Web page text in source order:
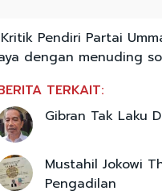
Kritik Pendiri Partai
dengan menuding
TERKAIT:
Gibran Tak Laku
Mustahil Jokowi
Pengadilan